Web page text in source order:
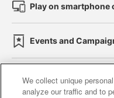
Play on smartphone
Events and
We collect unique
analyze our traffic and to